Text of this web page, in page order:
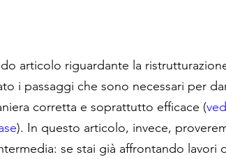
articolo riguardante la
i passaggi che sono necessari per
corretta e soprattutto efficace (
). In questo articolo, invece,
se stai già affrontando lavori